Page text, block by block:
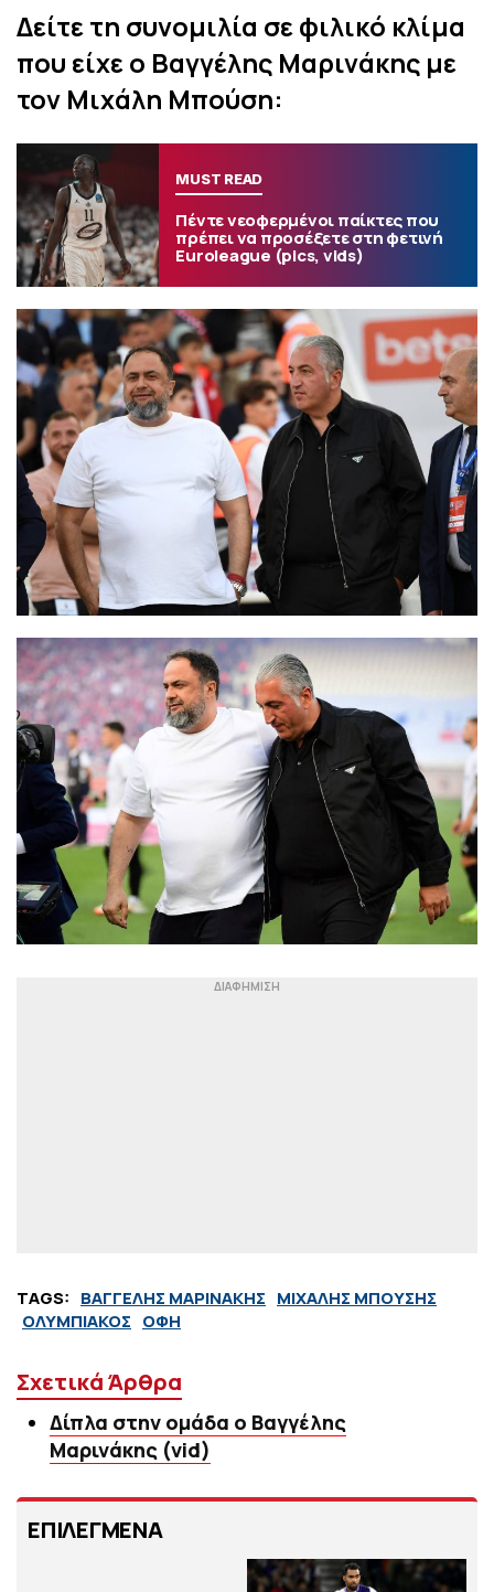
Δείτε τη συνομιλία σε φιλικό κλίμα
που είχε ο Βαγγέλης Μαρινάκης με
τον Μιχάλη Μπούση:
MUST READ
Πέντε νεοφερμένοι παίκτες που
πρέπει να προσέξετε στη φετινή
Euroleague (pics, vids)
TAGS: ΒΑΓΓΕΛΗΣ ΜΑΡΙΝΑΚΗΣ ΜΙΧΑΛΗΣ ΜΠΟΥΣΗΣ
ΟΛΥΜΠΙΑΚΟΣ ΟΦΗ
Σχετικά Άρθρα
Δίπλα στην ομάδα ο Βαγγέλης
Μαρινάκης (vid)
ΕΠΙΛΕΓΜΕΝΑ